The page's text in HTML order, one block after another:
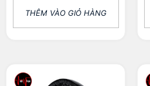
THÊM VÀO GIỎ HÀNG